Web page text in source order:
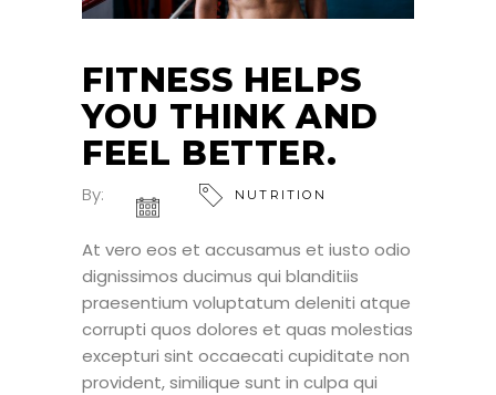
FITNESS HELPS
YOU THINK AND
FEEL BETTER.
By: NUTRITION
At vero eos et accusamus et iusto odio
dignissimos ducimus qui blanditiis
praesentium voluptatum deleniti atque
corrupti quos dolores et quas molestias
excepturi sint occaecati cupiditate non
provident, similique sunt in culpa qui